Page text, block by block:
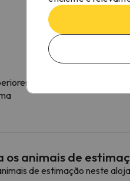
por elevador
os animais de
de estimação neste